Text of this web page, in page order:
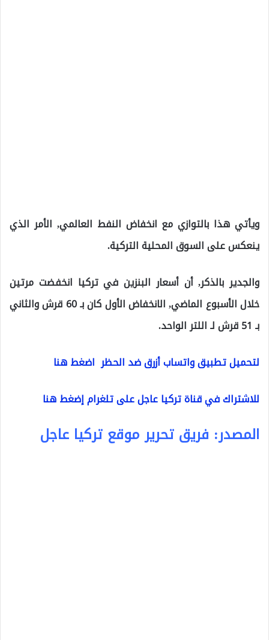
ويأتي هذا بالتوازي مع انخفاض النفط العالمي, الأمر الذي
ينعكس على السوق المحلية التركية.
والجدير بالذكر, أن أسعار البنزين في تركيا انخفضت مرتين
خلال الأسبوع الماضي, الانخفاض الأول كان بـ 60 قرش والثاني
بـ 51 قرش لـ اللتر الواحد.
لتحميل تطبيق واتساب أزرق ضد الحظر اضغط هنا
للاشتراك في قناة تركيا عاجل على تلغرام إضغط هنا
المصدر: فريق تحرير موقع تركيا عاجل